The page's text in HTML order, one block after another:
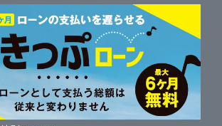
ング
べる
ローン
知識
ある質問
ビス
毎月更新）
ド
タログ
る
件